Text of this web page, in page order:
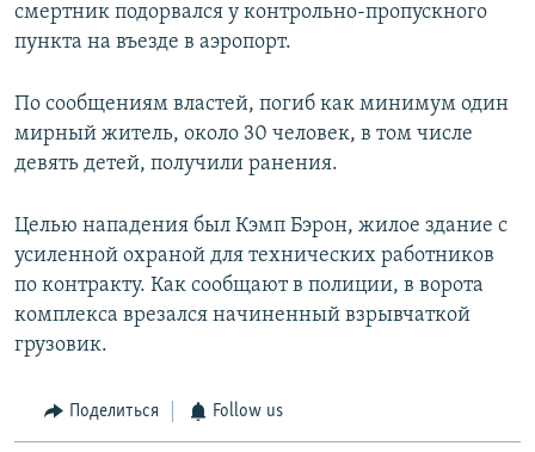
смертник подорвался у контрольно-пропускного
пункта на въезде в аэропорт.
По сообщениям властей, погиб как минимум один
мирный житель, около 30 человек, в том числе
девять детей, получили ранения.
Целью нападения был Кэмп Бэрон, жилое здание с
усиленной охраной для технических работников
по контракту. Как сообщают в полиции, в ворота
комплекса врезался начиненный взрывчаткой
грузовик.
Поделиться Follow us